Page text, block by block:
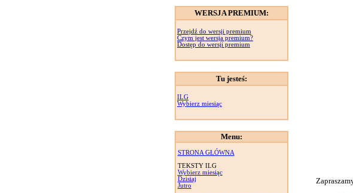
WERSJA PREMIUM:
Przejdź do wersji premium
Czym jest wersja premium?
Dostęp do wersji premium
Tu jesteś:
ILG
Wybierz miesiąc
Menu:
STRONA GŁÓWNA
TEKSTY ILG
Wybierz miesiąc
Dzisiaj
Jutro